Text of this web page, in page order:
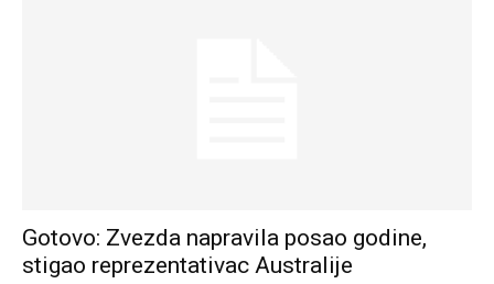
Gotovo: Zvezda napravila posao godine,
stigao reprezentativac Australije